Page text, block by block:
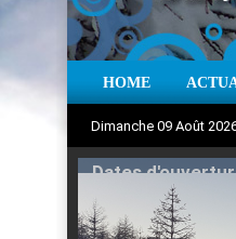
HOME
Dimanche 09 Août